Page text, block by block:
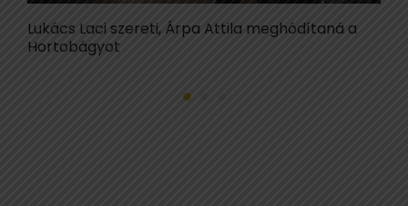
Lukács Laci szereti, Árpa Attila meghódítaná a
Hortobágyot